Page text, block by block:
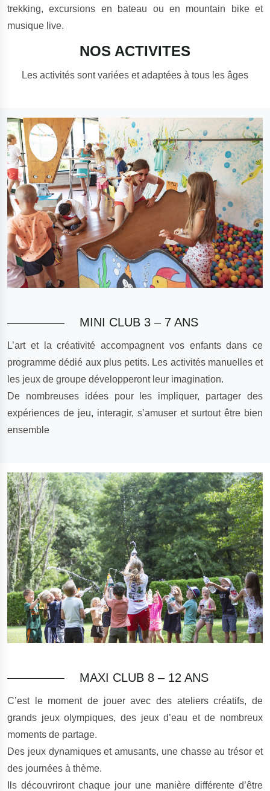
trekking, excursions en bateau ou en mountain bike et
musique live.
NOS ACTIVITES
Les activités sont variées et adaptées à tous les âges
MINI CLUB 3 – 7 ANS
L’art et la créativité accompagnent vos enfants dans ce
programme dédié aux plus petits. Les activités manuelles et
les jeux de groupe développeront leur imagination.
De nombreuses idées pour les impliquer, partager des
expériences de jeu, interagir, s’amuser et surtout être bien
ensemble
MAXI CLUB 8 – 12 ANS
C’est le moment de jouer avec des ateliers créatifs, de
grands jeux olympiques, des jeux d’eau et de nombreux
moments de partage.
Des jeux dynamiques et amusants, une chasse au trésor et
des journées à thème.
Ils découvriront chaque jour une manière différente d’être